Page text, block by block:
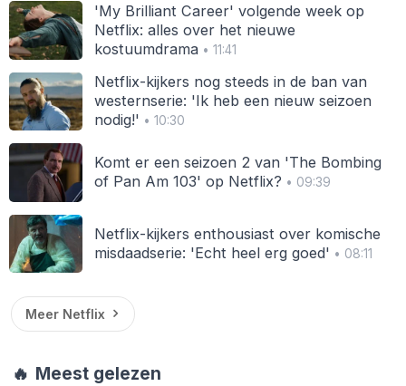
'My Brilliant Career' volgende week op
Netflix: alles over het nieuwe
kostuumdrama• 11:41
Netflix-kijkers nog steeds in de ban van
westernserie: 'Ik heb een nieuw seizoen
nodig!' • 10:30
Komt er een seizoen 2 van 'The Bombing
of Pan Am 103' op Netflix? • 09:39
Netflix-kijkers enthousiast over komische
misdaadserie: 'Echt heel erg goed' • 08:11
Meer Netflix
🔥 Meest gelezen